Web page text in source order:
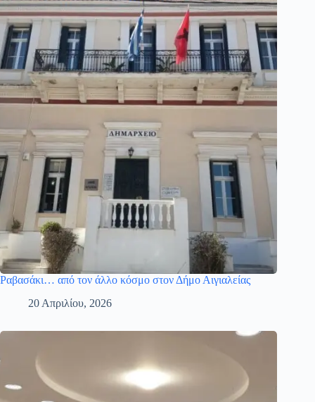
Ραβασάκι… από τον άλλο κόσμο στον Δήμο Αιγιαλείας
20 Απριλίου, 2026